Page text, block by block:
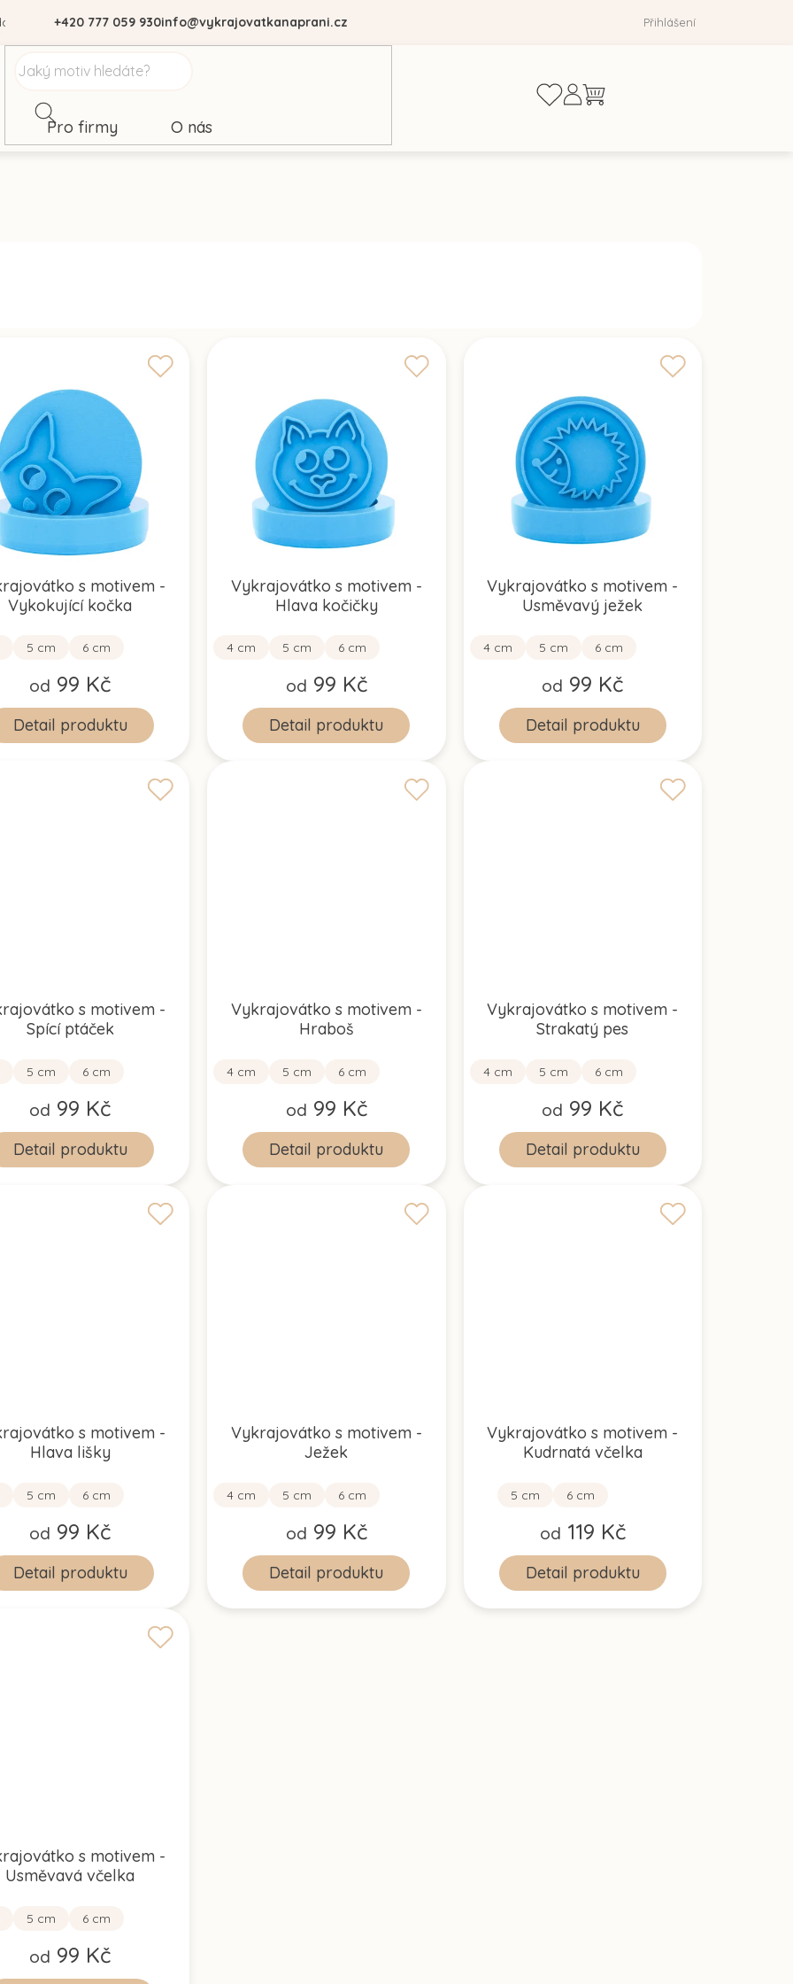
+420 777 059 930info@vykrajovatkanaprani.cz Přihlášení
Nákupní
Pro firmy O nás
s motivem -
Vykokující kočka
5 cm 6 cm
od 99 Kč
Detail
Vykrajovátko s motivem -
Hlava kočičky
4 cm 5 cm 6 cm
od 99 Kč
Detail
Vykrajovátko s motivem -
Usměvavý ježek
4 cm 5 cm 6 cm
od 99 Kč
Detail
s motivem -
Spící ptáček
5 cm 6 cm
od 99 Kč
Detail
Vykrajovátko s motivem -
Hraboš
4 cm 5 cm 6 cm
od 99 Kč
Detail
Vykrajovátko s motivem -
Strakatý pes
4 cm 5 cm 6 cm
od 99 Kč
Detail
s motivem -
Hlava lišky
5 cm 6 cm
od 99 Kč
Detail
Vykrajovátko s motivem -
Ježek
4 cm 5 cm 6 cm
od 99 Kč
Detail
Vykrajovátko s motivem -
Kudrnatá včelka
5 cm 6 cm
od 119 Kč
Detail
s motivem -
Usměvavá včelka
5 cm 6 cm
od 99 Kč